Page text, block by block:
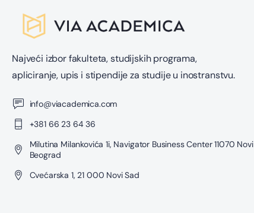
Najveći izbor fakulteta, studijskih programa,
apliciranje, upis i stipendije za studije u inostranstvu.
info@viacademica.com
+381 66 23 64 36
Milutina Milankovića 1i, Navigator Business Center 11070 Novi
Beograd
Cvećarska 1, 21 000 Novi Sad